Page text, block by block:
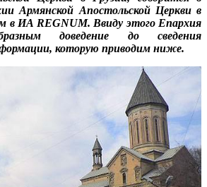
Армянской Апостольской Церкви в
в ИА REGNUM. Ввиду этого Епархия
доведение до сведения
которую приводим ниже.